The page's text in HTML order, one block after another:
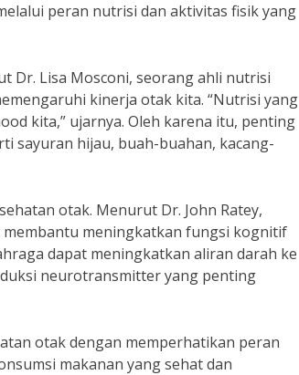
peran nutrisi dan aktivitas fisik yang
Dr. Lisa Mosconi, seorang ahli nutrisi
kinerja otak kita. “Nutrisi yang
kita,” ujarnya. Oleh karena itu, penting
sayuran hijau, buah-buahan, kacang-
otak. Menurut Dr. John Ratey,
meningkatkan fungsi kognitif
dapat meningkatkan aliran darah ke
neurotransmitter yang penting
otak dengan memperhatikan peran
makanan yang sehat dan